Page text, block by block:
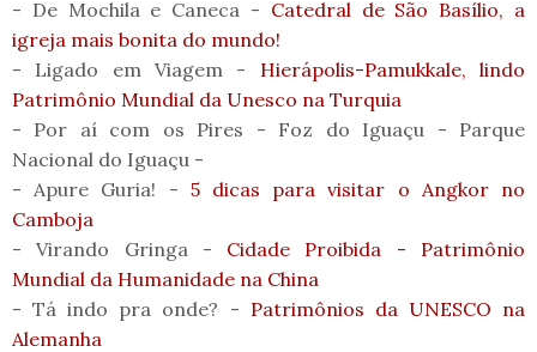
- De Mochila e Caneca - Catedral de São Basílio, a
igreja mais bonita do mundo!
- Ligado em Viagem - Hierápolis-Pamukkale, lindo
Patrimônio Mundial da Unesco na Turquia
- Por aí com os Pires - Foz do Iguaçu - Parque
Nacional do Iguaçu -
- Apure Guria! - 5 dicas para visitar o Angkor no
Camboja
- Virando Gringa - Cidade Proibida - Patrimônio
Mundial da Humanidade na China
- Tá indo pra onde? - Patrimônios da UNESCO na
Alemanha